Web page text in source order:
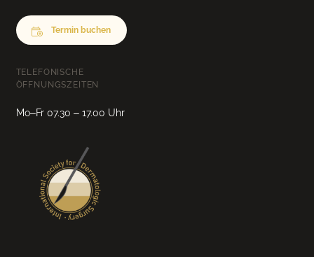
Termin buchen
TELEFONISCHE
ÖFFNUNGSZEITEN
Mo–Fr 07.30 – 17.00 Uhr